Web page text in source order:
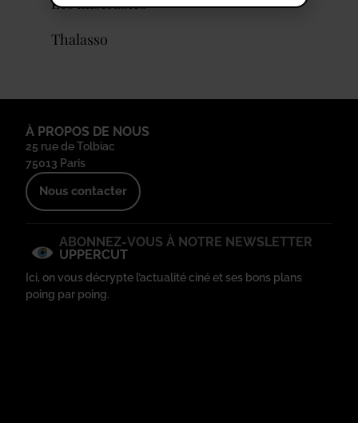
Thalasso
À PROPOS DE NOUS
25 rue de Tolbiac
75013 Paris
Nous contacter
ABONNEZ-VOUS À NOTRE NEWSLETTER
UPPERCUT
Ici, on vous décrypte l’actualité ciné et ses bons plans
poing par poing.